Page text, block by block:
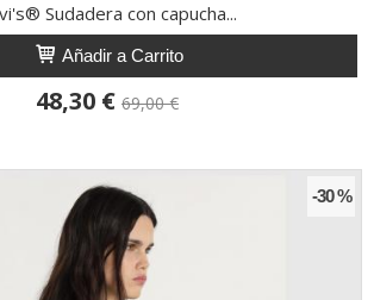
Sudadera con capucha...
Añadir a Carrito
48,30 € 69,00 €
-30 %